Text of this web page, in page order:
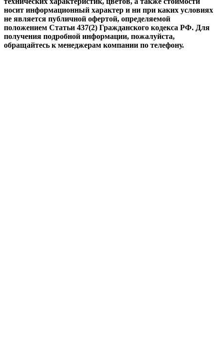
носит информационный характер и ни при каких условиях
не является публичной офертой, определяемой
положением Статьи 437(2) Гражданского кодекса РФ. Для
получения подробной информации, пожалуйста,
обращайтесь к менеджерам компании по телефону.